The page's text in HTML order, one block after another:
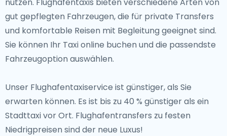
gut gepflegten Fahrzeugen, die für private Transfers
und komfortable Reisen mit Begleitung geeignet sind.
Sie können Ihr Taxi online buchen und die passendste
Fahrzeugoption auswählen.
Unser Flughafentaxiservice ist günstiger, als Sie
erwarten können. Es ist bis zu 40 % günstiger als ein
Stadttaxi vor Ort. Flughafentransfers zu festen
Niedrigpreisen sind der neue Luxus!